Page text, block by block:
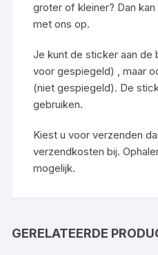
groter of kleiner? Dan
met ons op.
Je kunt de sticker aan de
voor gespiegeld) , maar
(niet gespiegeld). De
gebruiken.
Kiest u voor verzenden
verzendkosten bij.
mogelijk.
GERELATEERDE